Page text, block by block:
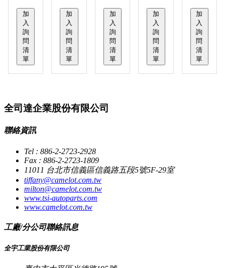
加
入
詢
問
清
單
加
入
詢
問
清
單
加
入
詢
問
清
單
加
入
詢
問
清
單
加
入
詢
問
清
單
全司達企業股份有限公司
聯絡資訊
Tel : 886-2-2723-2928
Fax : 886-2-2723-1809
11011 台北市信義區信義路五段5號5F-29室
tiffany@camelot.com.tw
milton@camelot.com.tw
www.tsi-autoparts.com
www.camelot.com.tw
工廠/分公司聯絡訊息
全宇工業股份有限公司